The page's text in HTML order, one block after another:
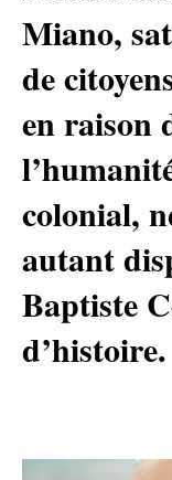
Miano,
de
en raison
colonial,
autant
Baptiste
d’histoire.